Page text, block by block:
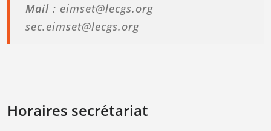
Mail : eimset@lecgs.org
sec.eimset@lecgs.org
Horaires secrétariat